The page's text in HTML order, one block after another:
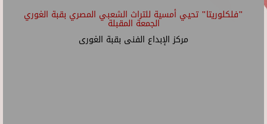
"فلكلوريتا" تحيي أمسية للتراث الشعبي المصري بقبة الغوري
الجمعة المقبلة
مركز الإبداع الفنى بقبة الغورى